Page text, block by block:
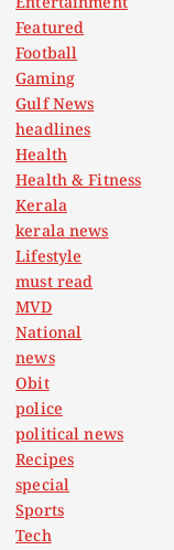
Entertainment
Featured
Football
Gaming
Gulf News
headlines
Health
Health & Fitness
Kerala
kerala news
Lifestyle
must read
MVD
National
news
Obit
police
political news
Recipes
special
Sports
Tech